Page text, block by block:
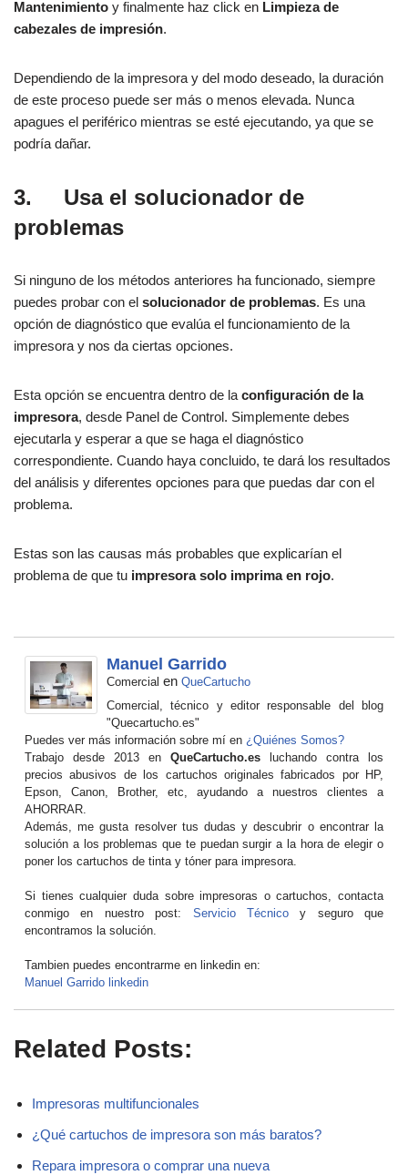
Mantenimiento y finalmente haz click en Limpieza de
cabezales de impresión.
Dependiendo de la impresora y del modo deseado, la duración
de este proceso puede ser más o menos elevada. Nunca
apagues el periférico mientras se esté ejecutando, ya que se
podría dañar.
3.
Usa el solucionador de
problemas
Si ninguno de los métodos anteriores ha funcionado, siempre
puedes probar con el solucionador de problemas. Es una
opción de diagnóstico que evalúa el funcionamiento de la
impresora y nos da ciertas opciones.
Esta opción se encuentra dentro de la configuración de la
impresora, desde Panel de Control. Simplemente debes
ejecutarla y esperar a que se haga el diagnóstico
correspondiente. Cuando haya concluido, te dará los resultados
del análisis y diferentes opciones para que puedas dar con el
problema.
Estas son las causas más probables que explicarían el
problema de que tu impresora solo imprima en rojo.
Manuel Garrido
Comercial en QueCartucho
Comercial, técnico y editor responsable del blog
"Quecartucho.es"
Puedes ver más información sobre mí en ¿Quiénes Somos?
Trabajo desde 2013 en QueCartucho.es
luchando contra los
precios abusivos de los cartuchos originales fabricados por HP,
Epson, Canon, Brother, etc, ayudando a nuestros clientes a
AHORRAR.
Además, me gusta resolver tus dudas y descubrir o encontrar la
solución a los problemas que te puedan surgir a la hora de elegir o
poner los cartuchos de tinta y tóner para impresora.
Si tienes cualquier duda sobre impresoras o cartuchos, contacta
conmigo en nuestro post: Servicio Técnicoy seguro que
encontramos la solución.
Tambien puedes encontrarme en linkedin en:
Manuel Garrido linkedin
Related Posts:
Impresoras multifuncionales
¿Qué cartuchos de impresora son más baratos?
Repara impresora o comprar una nueva